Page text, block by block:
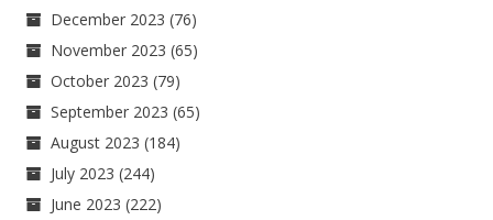
December 2023 (76)
November 2023 (65)
October 2023 (79)
September 2023 (65)
August 2023 (184)
July 2023 (244)
June 2023 (222)